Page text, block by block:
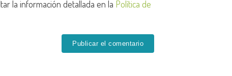
la información detallada en la Política de